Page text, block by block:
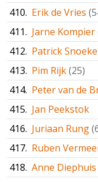
410. Erik de Vries
411. Jarne Kompier
412. Patrick
413. Pim Rijk(25)
414. Peter van de
415. Jan Peekstok
416. Juriaan Rung
417. Ruben
418. Anne Diephuis